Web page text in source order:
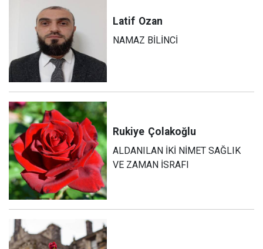
Latif Ozan
NAMAZ BİLİNCİ
Rukiye Çolakoğlu
ALDANILAN İKİ NİMET SAĞLIK
VE ZAMAN İSRAFI